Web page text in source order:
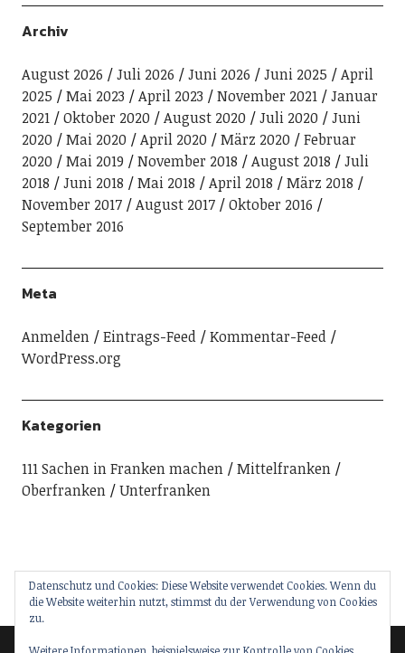
Archiv
August 2026 Juli 2026 Juni 2026 Juni 2025
April
2025
Mai 2023 April 2023 November 2021
Januar
2021
Oktober 2020 August 2020 Juli 2020
Juni
2020
Mai 2020 April 2020 März 2020
Februar
2020
Mai 2019 November 2018 August 2018
Juli
2018
Juni 2018 Mai 2018 April 2018
März 2018
November 2017
August 2017
Oktober 2016
September 2016
Meta
Anmelden Eintrags-Feed
Kommentar-Feed
WordPress.org
Kategorien
111 Sachen in Franken machen
Mittelfranken
Oberfranken
Unterfranken
Datenschutz und Cookies: Diese Website verwendet Cookies. Wenn du
die Website weiterhin nutzt, stimmst du der Verwendung von Cookies
zu.